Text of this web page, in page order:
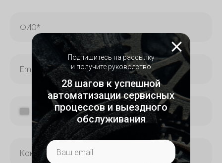
+7
28 шагов к успешной
автоматизации сервисных
процессов и выездного
обслуживания
Подпишитесь на рассылку
и получите руководство